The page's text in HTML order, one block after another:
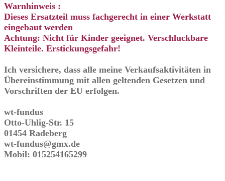
Warnhinweis :
Dieses Ersatzteil muss fachgerecht in einer Werkstatt
eingebaut werden
Achtung: Nicht für Kinder geeignet. Verschluckbare
Kleinteile. Erstickungsgefahr!
Ich versichere, dass alle meine Verkaufsaktivitäten in
Übereinstimmung mit allen geltenden Gesetzen und
Vorschriften der EU erfolgen.
wt-fundus
Otto-Uhlig-Str. 15
01454 Radeberg
wt-fundus@gmx.de
Mobil: 015254165299